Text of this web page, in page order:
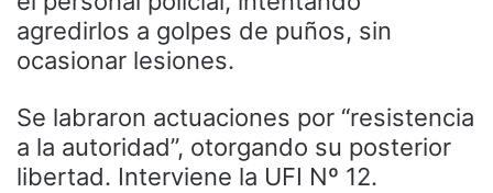
agredirlos a golpes de puños, sin
ocasionar lesiones.
Se labraron actuaciones por “resistencia
a la autoridad”, otorgando su posterior
libertad. Interviene la UFI Nº 12.